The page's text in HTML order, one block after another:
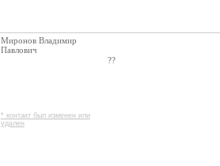
Миронов Владимир
Павлович
* контакт был изменен или
удален
??